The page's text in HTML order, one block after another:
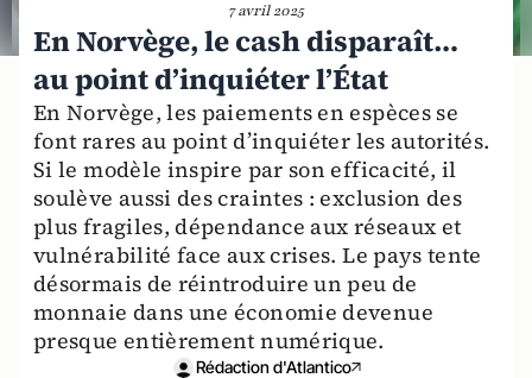
7 avril 2025
En Norvège, le cash disparaît…
au point d’inquiéter l’État
En Norvège, les paiements en espèces se
font rares au point d’inquiéter les autorités.
Si le modèle inspire par son efficacité, il
soulève aussi des craintes : exclusion des
plus fragiles, dépendance aux réseaux et
vulnérabilité face aux crises. Le pays tente
désormais de réintroduire un peu de
monnaie dans une économie devenue
presque entièrement numérique.
Rédaction d'Atlantico